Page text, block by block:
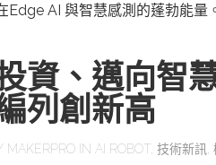
Edge AI 與智慧感測的蓬勃能量
資、邁向智
列創新高
MAKERPRO IN AI ROBOT 技術新訊